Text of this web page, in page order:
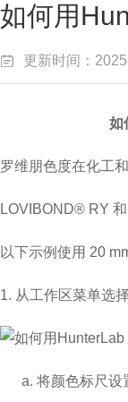
如何用
更新时间：
如
罗维朋色度在化工
LOVIBOND® RY 和
以下示例使用 20
1. 从工作区菜单选
a. 将颜色标尺设